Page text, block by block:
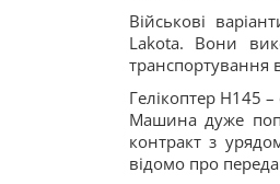
Військові
Lakota. Вони
транспортування
Гелікоптер H145
Машина дуже
контракт з
відомо про